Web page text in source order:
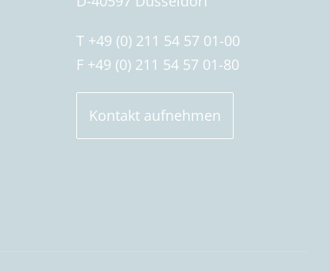
T +49 (0) 211 54 57 01-00
F +49 (0) 211 54 57 01-80
Kontakt aufnehmen